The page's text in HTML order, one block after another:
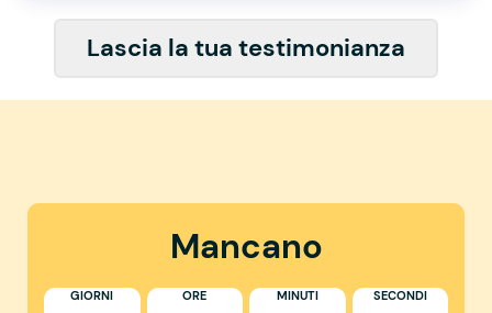
Lascia la tua testimonianza
Mancano
GIORNI ORE MINUTI SECONDI